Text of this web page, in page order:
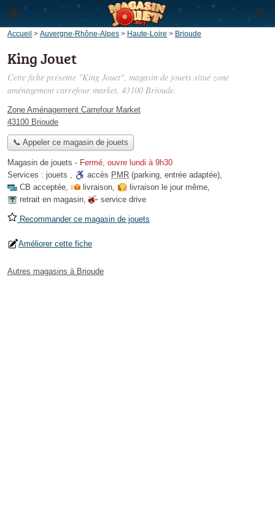
Accueil > Auvergne-Rhône-Alpes > Haute-Loire > Brioude
King Jouet
Cette fiche présente "King Jouet", magasin de jouets situé zone
aménagement carrefour market, 43100 Brioude.
Zone Aménagement Carrefour Market
43100 Brioude
📞 Appeler ce magasin de jouets
Magasin de jouets - Fermé, ouvre lundi à 9h30
Services : jouets , accès PMR (parking, entrée adaptée),
CB acceptée, livraison, livraison le jour même,
retrait en magasin, service drive
Recommander ce magasin de jouets
Améliorer cette fiche
Autres magasins à Brioude